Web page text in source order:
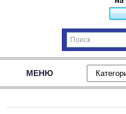
МЕНЮ